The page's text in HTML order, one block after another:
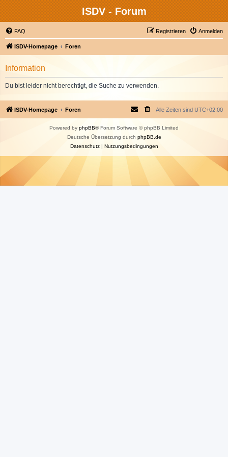
ISDV - Forum
FAQ Anmelden
Registrieren
ISDV-Homepage Foren
Information
Du bist leider nicht berechtigt, die Suche zu verwenden.
ISDV-Homepage Foren Alle Zeiten sind UTC+02:00
Powered by phpBB® Forum Software © phpBB Limited
Deutsche Übersetzung durch phpBB.de
Datenschutz| Nutzungsbedingungen